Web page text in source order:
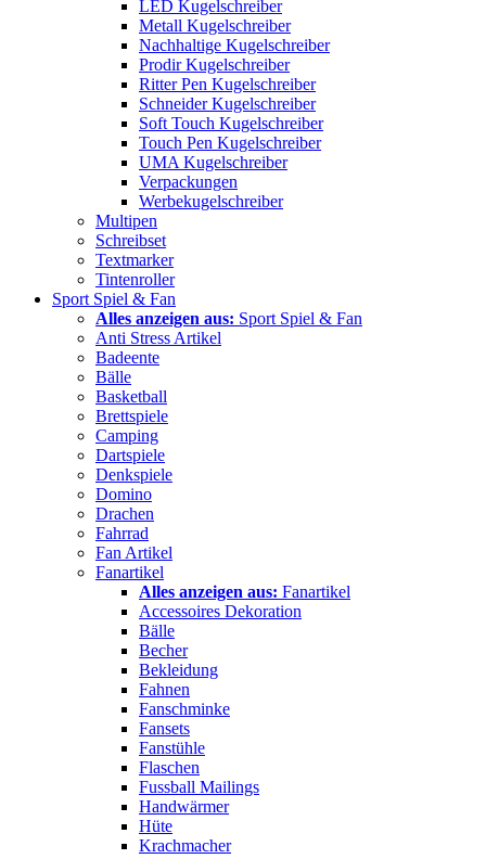
LED Kugelschreiber
Metall Kugelschreiber
Nachhaltige Kugelschreiber
Prodir Kugelschreiber
Ritter Pen Kugelschreiber
Schneider Kugelschreiber
Soft Touch Kugelschreiber
Touch Pen Kugelschreiber
UMA Kugelschreiber
Verpackungen
Werbekugelschreiber
Multipen
Schreibset
Textmarker
Tintenroller
Sport Spiel & Fan
Alles anzeigen aus: Sport Spiel & Fan
Anti Stress Artikel
Badeente
Bälle
Basketball
Brettspiele
Camping
Dartspiele
Denkspiele
Domino
Drachen
Fahrrad
Fan Artikel
Fanartikel
Alles anzeigen aus: Fanartikel
Accessoires Dekoration
Bälle
Becher
Bekleidung
Fahnen
Fanschminke
Fansets
Fanstühle
Flaschen
Fussball Mailings
Handwärmer
Hüte
Krachmacher